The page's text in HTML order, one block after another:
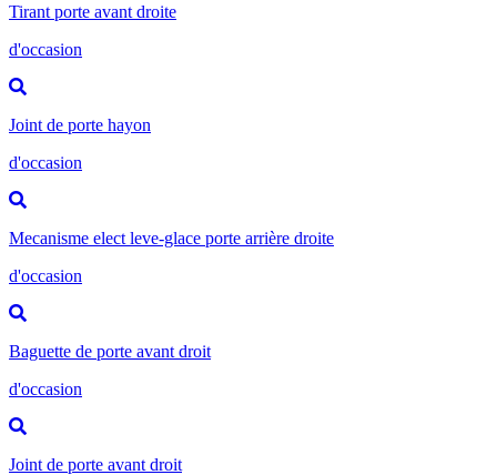
Tirant porte avant droite
d'occasion
Joint de porte hayon
d'occasion
Mecanisme elect leve-glace porte arrière droite
d'occasion
Baguette de porte avant droit
d'occasion
Joint de porte avant droit